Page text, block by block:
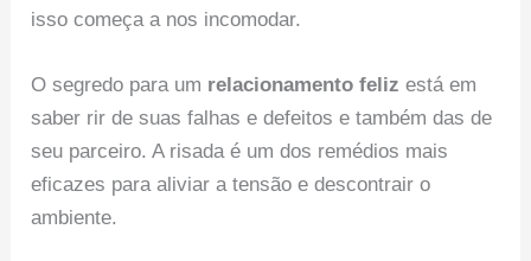
isso começa a nos incomodar.
O segredo para um relacionamento feliz está em
saber rir de suas falhas e defeitos e também das de
seu parceiro. A risada é um dos remédios mais
eficazes para aliviar a tensão e descontrair o
ambiente.